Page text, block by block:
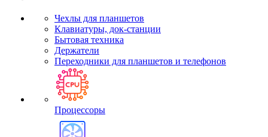
Чехлы для планшетов
Клавиатуры, док-станции
Бытовая техника
Держатели
Переходники для планшетов и телефонов
Процессоры